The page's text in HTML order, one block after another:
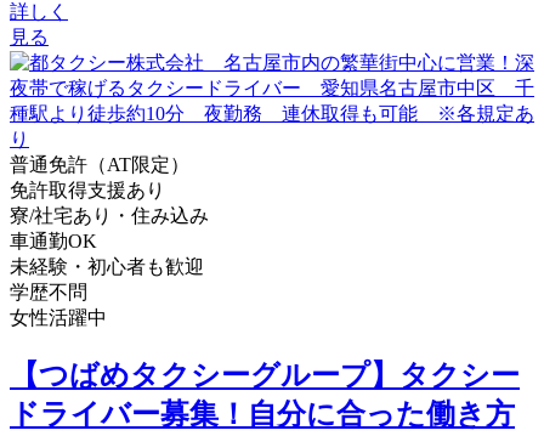
詳しく
見る
普通免許（AT限定）
免許取得支援あり
寮/社宅あり・住み込み
車通勤OK
未経験・初心者も歓迎
学歴不問
女性活躍中
【つばめタクシーグループ】タクシー
ドライバー募集！自分に合った働き方